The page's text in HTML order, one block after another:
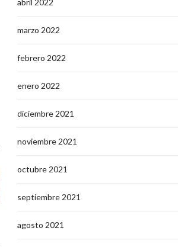
abril 2022
marzo 2022
febrero 2022
enero 2022
diciembre 2021
noviembre 2021
octubre 2021
septiembre 2021
agosto 2021